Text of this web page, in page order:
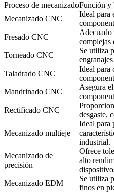
Proceso de mecanizadoFunción y
Mecanizado CNC
Ideal para
Fresado CNC
Adecuado
complejas
Torneado CNC
Se utiliza
Taladrado CNC
Ideal para
Mandrinado CNC
Asegura
Rectificado CNC
desgaste,
Mecanizado multieje
Ideal para
industrial.
Mecanizado de
precisión
Ofrece
alto
Mecanizado EDM
Se utiliza
finos en